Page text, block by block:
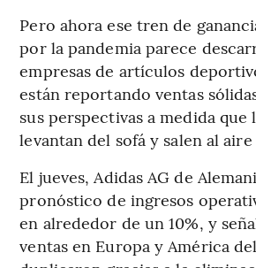
Pero ahora ese tren de
por la pandemia parece
empresas de artículos
están reportando ventas
sus perspectivas a medida que
levantan del sofá y salen al
El jueves, Adidas AG de
pronóstico de ingresos
en alrededor de un 10%, y
ventas en Europa y América